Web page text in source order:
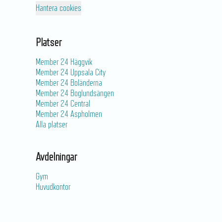
Hantera cookies
Platser
Member 24 Häggvik
Member 24 Uppsala City
Member 24 Boländerna
Member 24 Boglundsängen
Member 24 Central
Member 24 Aspholmen
Alla platser
Avdelningar
Gym
Huvudkontor